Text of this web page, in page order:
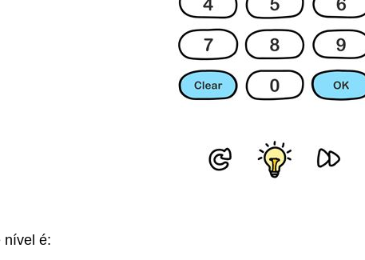
nível é: